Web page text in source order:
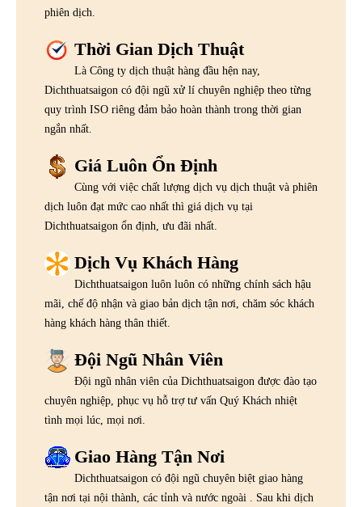
phiên dịch.
Thời Gian Dịch Thuật
Là Công ty dịch thuật hàng đầu hện nay,
Dichthuatsaigon có đội ngũ xử lí chuyên nghiệp theo từng
quy trình ISO riêng đảm bảo hoàn thành trong thời gian
ngắn nhất.
Giá Luôn Ổn Định
Cùng với việc chất lượng dịch vụ dịch thuật và phiên
dịch luôn đạt mức cao nhất thì giá dịch vụ tại
Dichthuatsaigon ổn định, ưu đãi nhất.
Dịch Vụ Khách Hàng
Dichthuatsaigon luôn luôn có những chính sách hậu
mãi, chế độ nhận và giao bản dịch tận nơi, chăm sóc khách
hàng khách hàng thân thiết.
Đội Ngũ Nhân Viên
Đội ngũ nhân viên của Dichthuatsaigon được đào tạo
chuyên nghiệp, phục vụ hỗ trợ tư vấn Quý Khách nhiệt
tình mọi lúc, mọi nơi.
Giao Hàng Tận Nơi
Dichthuatsaigon có đội ngũ chuyên biệt giao hàng
tận nơi tại nội thành, các tỉnh và nước ngoài . Sau khi dịch